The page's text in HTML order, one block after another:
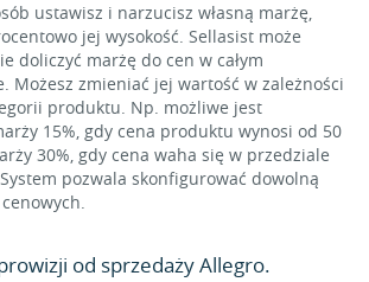
ustawisz i narzucisz własną marżę,
jej wysokość. Sellasist może
doliczyć marżę do cen w całym
Możesz zmieniać jej wartość w zależności
produktu. Np. możliwe jest
15%, gdy cena produktu wynosi od 50
30%, gdy cena waha się w przedziale
System pozwala skonfigurować dowolną
od sprzedaży Allegro.